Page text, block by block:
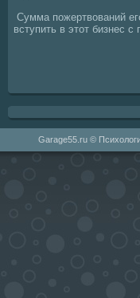
Сумма пοжертвований
вступить в этот бизнес
Garage55.ru ©